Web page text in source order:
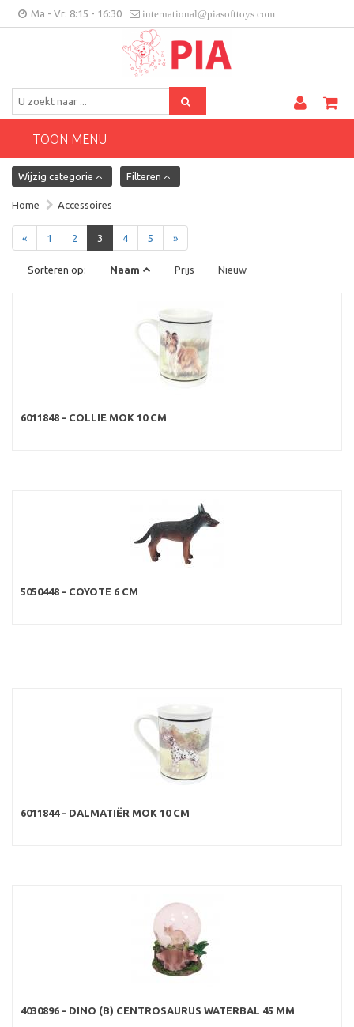
Ma - Vr: 8:15 - 16:30 international@piasofttoys.com
Klantenfeedback
BE/NL
TOON MENU
Wijzig categorie Filteren
Home Accessoires
« 1 2 3 4 5 »
Sorteren op: Naam Prijs Nieuw
6011848 - COLLIE MOK 10 CM
5050448 - COYOTE 6 CM
6011844 - DALMATIËR MOK 10 CM
4030896 - DINO (B) CENTROSAURUS WATERBAL 45 MM